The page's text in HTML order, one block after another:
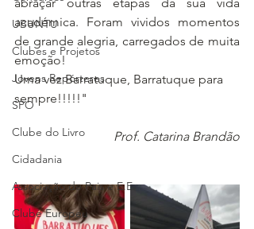
UBUNTU
Clubes e Projetos
Jovens Repórteres
SPO
Clube do Livro
Cidadania
Associação de Pais e E.E.
Clube Europeu
académica. Foram vividos momentos
de grande alegria, carregados de muita
emoção!
Uma vez Barratuque, Barratuque para
sempre!!!!!"
Prof. Catarina Brandão